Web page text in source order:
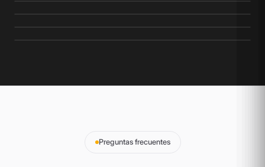
Preguntas frecuentes